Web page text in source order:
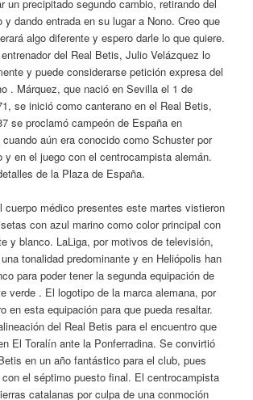
un precipitado segundo cambio, retirando del
y dando entrada en su lugar a Nono. Creo que
algo diferente y espero darle lo que quiere.
del Real Betis, Julio Velázquez lo
y puede considerarse petición expresa del
. Márquez, que nació en Sevilla el 1 de
se inició como canterano en el Real Betis,
se proclamó campeón de España en
aún era conocido como Schuster por
en el juego con el centrocampista alemán.
de la Plaza de España.
cuerpo médico presentes este martes vistieron
con azul marino como color principal con
y blanco. LaLiga, por motivos de televisión,
tonalidad predominante y en Heliópolis han
para poder tener la segunda equipación de
verde . El logotipo de la marca alemana, por
en esta equipación para que pueda resaltar.
del Real Betis para el encuentro que
El Toralín ante la Ponferradina. Se convirtió
en un año fantástico para el club, pues
con el séptimo puesto final. El centrocampista
catalanas por culpa de una conmoción